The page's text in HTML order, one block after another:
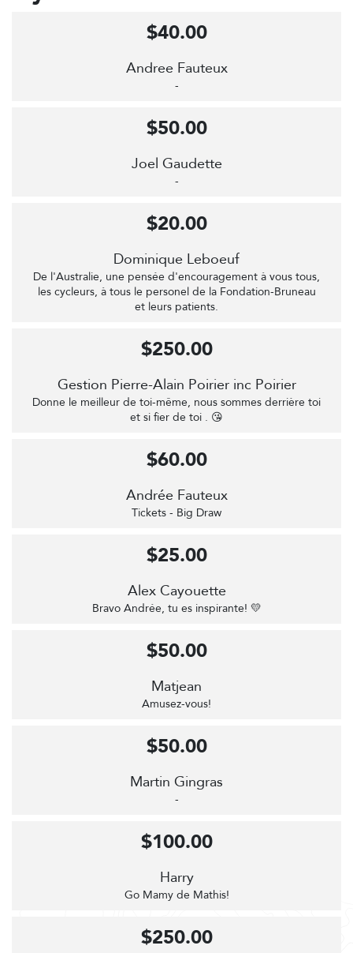
Andree Fauteux
-
$40.00
Joel Gaudette
-
$50.00
Dominique Leboeuf
De l'Australie, une pensée d'encouragement à vous tous,
les cycleurs, à tous le personel de la Fondation-Bruneau
et leurs patients.
$20.00
Gestion Pierre-Alain Poirier inc Poirier
Donne le meilleur de toi-même, nous sommes derrière toi
et si fier de toi . 😘
$250.00
Andrée Fauteux
Tickets - Big Draw
$60.00
Alex Cayouette
Bravo Andrée, tu es inspirante! 💛
$25.00
Matjean
Amusez-vous!
$50.00
Martin Gingras
-
$50.00
Harry
Go Mamy de Mathis!
$100.00
$250.00